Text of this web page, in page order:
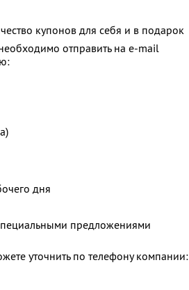
купонов для себя и в подарок
отправить на e-mail
дня
предложениями
уточнить по телефону компании: